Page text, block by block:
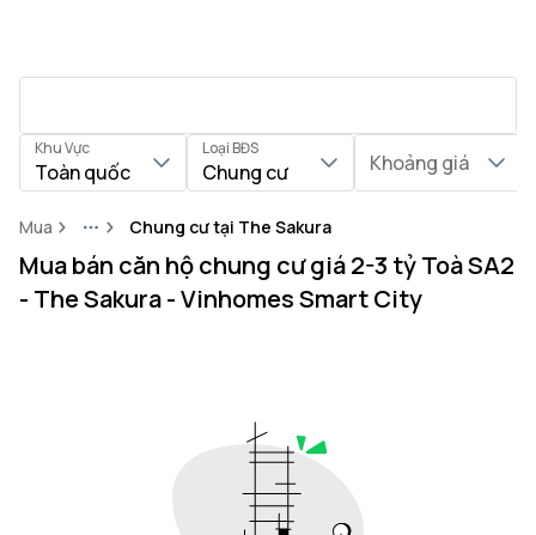
Khu Vực
Toàn quốc
Loại BĐS
Chung cư Khoảng giá
Mua MoreChung cư tại The Sakura
Mua bán căn hộ chung cư giá 2-3 tỷ Toà SA2
- The Sakura - Vinhomes Smart City